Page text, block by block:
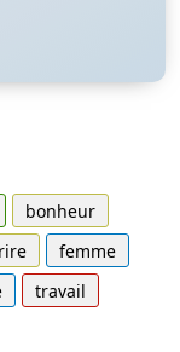
bonheur
femme
travail